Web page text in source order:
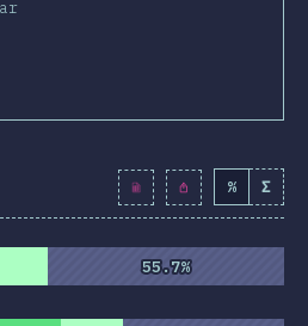
completat: 80.8 ( 9282 )
% Σ
55.7%
55.7%